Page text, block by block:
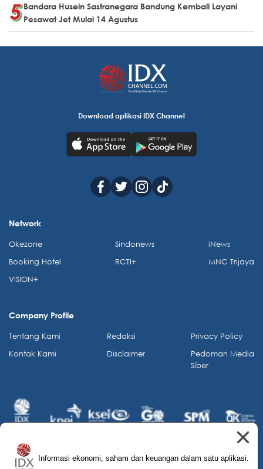
Bandara Husein Sastranegara Bandung Kembali Layani
Pesawat Jet Mulai 14 Agustus
Informasi ekonomi, saham dan keuangan dalam satu aplikasi.
Download aplikasi IDX Channel
Network
Okezone
Booking Hotel
VISION+
Sindonews
RCTI+
iNews
MNC Trijaya
Company Profile
Tentang Kami
Kontak Kami
Redaksi
Disclaimer
Privacy Policy
Pedoman Media
Siber
© 2026 IDX Channel. All Rights Reserved.